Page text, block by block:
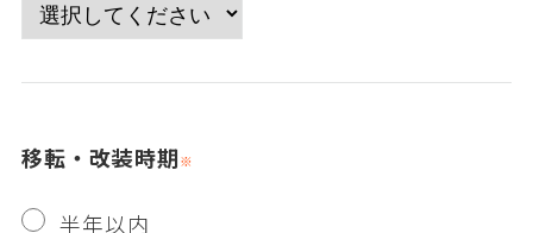
移転・改装時期
半年以内